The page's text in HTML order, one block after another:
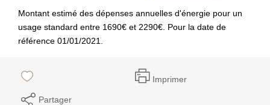
Montant estimé des dépenses annuelles d'énergie pour un
usage standard entre 1690€ et 2290€. Pour la date de
référence 01/01/2021.
Imprimer
Partager